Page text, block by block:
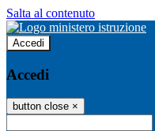
Salta al contenuto
Accedi
Accedi
button close ×